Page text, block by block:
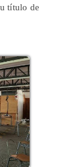
título de